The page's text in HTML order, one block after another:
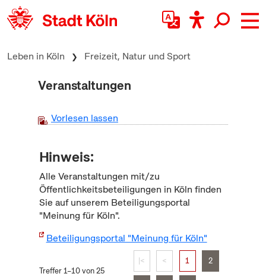
zum Inhalt springen
Leben in Köln Freizeit, Natur und Sport
Veranstaltungen
Vorlesen lassen
Hinweis:
Alle Veranstaltungen mit/zu
Öffentlichkeitsbeteiligungen in Köln finden
Sie auf unserem Beteiligungsportal
"Meinung für Köln".
Beteiligungsportal "Meinung für Köln"
Treffer 1–10 von 25
|< < 1 2